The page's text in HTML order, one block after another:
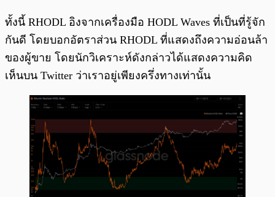
ทั้งนี้ RHODL อิงจากเครื่องมือ HODL Waves ที่เป็นที่รู้จัก
กันดี โดยบอกอัตราส่วน RHODL ที่แสดงถึงความอ่อนล้า
ของผู้ขาย โดยนักวิเคราะห์ดังกล่าวได้แสดงความคิด
เห็นบน Twitter ว่าเราอยู่เพียงครึ่งทางเท่านั้น